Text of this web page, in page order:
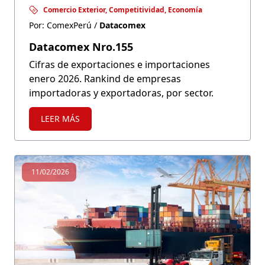
Comercio Exterior, Competitividad, Economía
Por: ComexPerú / Datacomex
Datacomex Nro.155
Cifras de exportaciones e importaciones
enero 2026. Rankind de empresas
importadoras y exportadoras, por sector.
LEER MÁS
11/02/2026